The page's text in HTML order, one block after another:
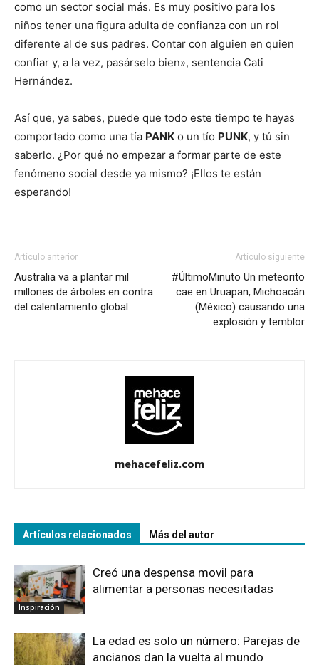
como un sector social más. Es muy positivo para los
niños tener una figura adulta de confianza con un rol
diferente al de sus padres. Contar con alguien en quien
confiar y, a la vez, pasárselo bien», sentencia Cati
Hernández.
Así que, ya sabes, puede que todo este tiempo te hayas
comportado como una tía PANK o un tío PUNK, y tú sin
saberlo. ¿Por qué no empezar a formar parte de este
fenómeno social desde ya mismo? ¡Ellos te están
esperando!
Artículo anterior
Australia va a plantar mil
millones de árboles en contra
del calentamiento global
Artículo siguiente
#ÚltimoMinuto Un meteorito
cae en Uruapan, Michoacán
(México) causando una
explosión y temblor
mehacefeliz.com
Artículos relacionados Más del autor
Inspiración
Creó una despensa movil para
alimentar a personas necesitadas
La edad es solo un número: Parejas de
ancianos dan la vuelta al mundo